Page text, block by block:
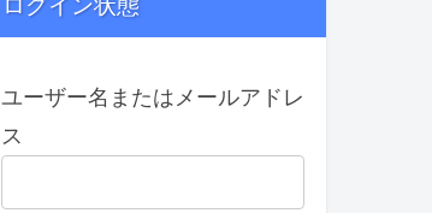
ユーザー名またはメールアドレ
ス